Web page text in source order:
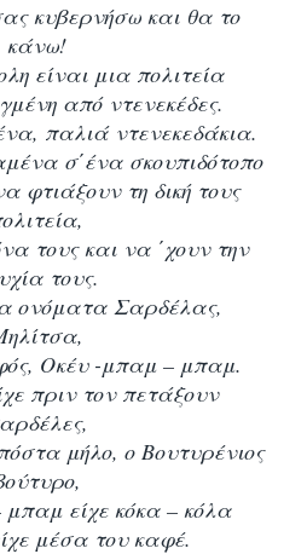
κυβερνήσω και θα το
κάνω!
είναι μια πολιτεία
από ντενεκέδες.
παλιά ντενεκεδάκια.
σ΄ένα σκουπιδότοπο
φτιάξουν τη δική τους
τους και να ΄χουν την
τους.
ονόματα Σαρδέλας,
Οκέυ -μπαμ – μπαμ.
πριν τον πετάξουν
μήλο, ο Βουτυρένιος
είχε κόκα – κόλα
μέσα του καφέ.